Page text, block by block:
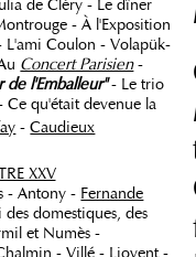
de Cléry - Le dîner
- À l'Exposition
L'ami Coulon - Volapük-
Concert Parisien-
de l'Emballeur"- Le trio
qu'était devenue la
-Caudieux
XXV
- Antony - Fernande
des domestiques, des
et Numès -